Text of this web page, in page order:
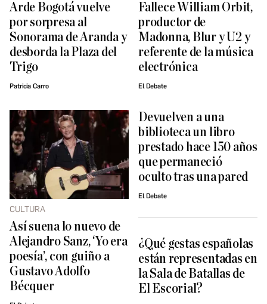
Arde Bogotá vuelve
por sorpresa al
Sonorama de Aranda y
desborda la Plaza del
Trigo
Patricia Carro
Fallece William Orbit,
productor de
Madonna, Blur y U2 y
referente de la música
electrónica
El Debate
CULTURA
Así suena lo nuevo de
Alejandro Sanz, ‘Yo era
poesía’, con guiño a
Gustavo Adolfo
Bécquer
Devuelven a una
biblioteca un libro
prestado hace 150 años
que permaneció
oculto tras una pared
El Debate
¿Qué gestas españolas
están representadas en
la Sala de Batallas de
El Escorial?